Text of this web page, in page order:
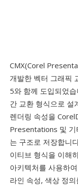
CMX(Corel
개발한 벡터 그래픽
5와 함께 도입되었
간 교환 형식으로 설
렌더링 속성을
Presentations 및 기
는 구조로 저장합니
이티브 형식을 이해
아키텍처를 사용하
라인 속성, 색상 정